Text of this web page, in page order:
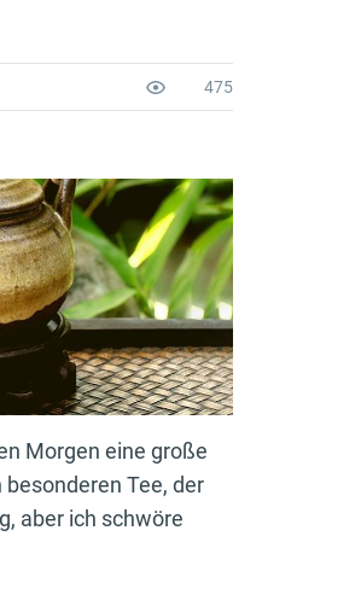
475
Morgen eine große
Tee, der
aber ich schwöre